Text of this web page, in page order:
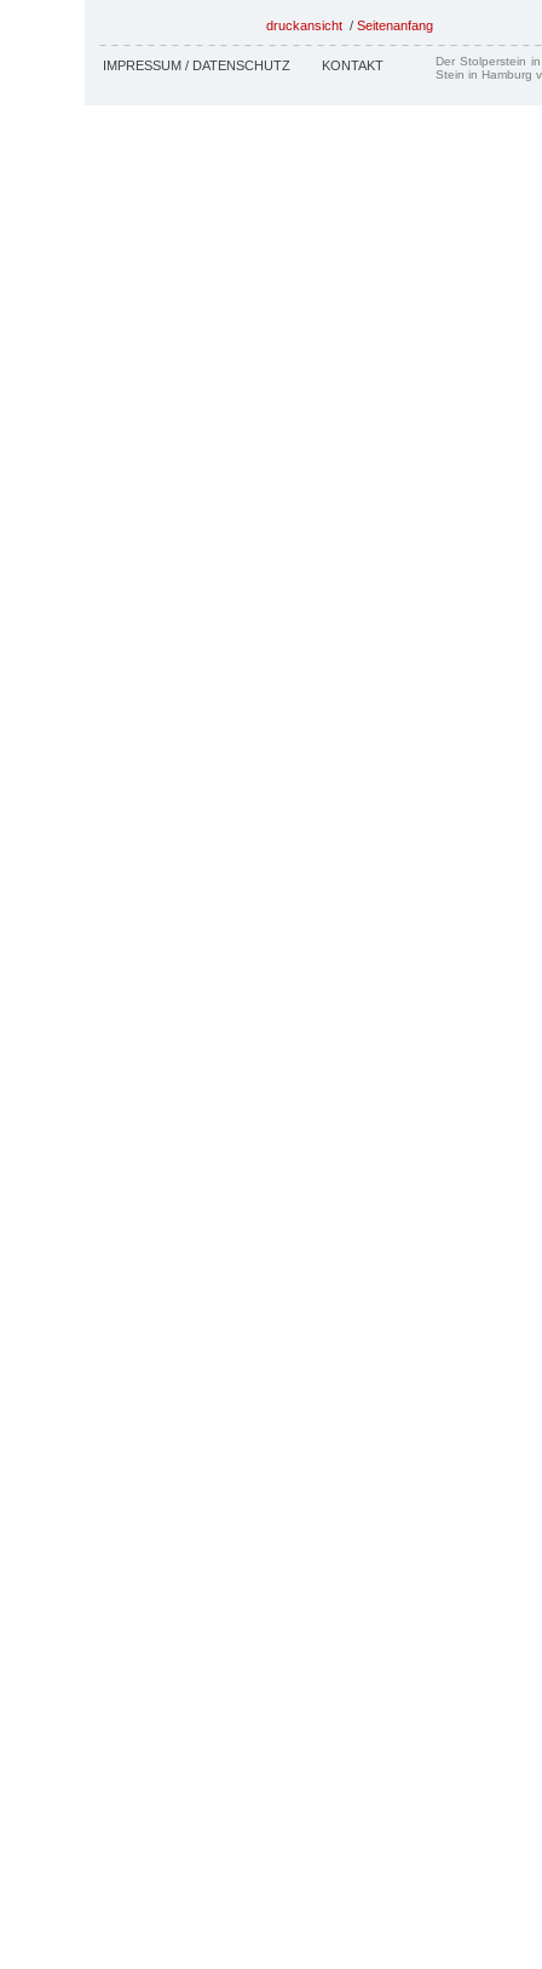
druckansicht / Seitenanfang
IMPRESSUM / DATENSCHUTZ KONTAKT
Der Stolperstein
Stein in Hamburg